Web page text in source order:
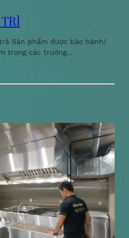
Sản phẩm được bảo hành/
trong các trường…